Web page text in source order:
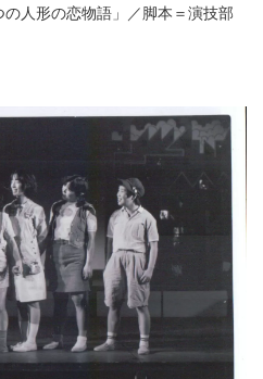
人形の恋物語」／脚本＝演技部